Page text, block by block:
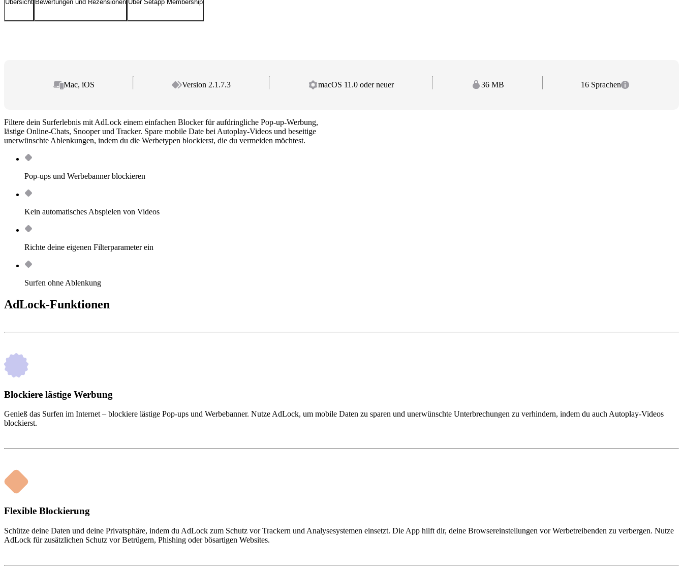
Übersicht Bewertungen und Rezensionen Über Setapp Membership
Mac, iOS Version 2.1.7.3 macOS 11.0 oder neuer 36 MB 16 Sprachen
Filtere dein Surferlebnis mit AdLock einem einfachen Blocker für aufdringliche Pop-up-Werbung,
lästige Online-Chats, Snooper und Tracker. Spare mobile Date bei Autoplay-Videos und beseitige
unerwünschte Ablenkungen, indem du die Werbetypen blockierst, die du vermeiden möchtest.
Pop-ups und Werbebanner blockieren
Kein automatisches Abspielen von Videos
Richte deine eigenen Filterparameter ein
Surfen ohne Ablenkung
AdLock-Funktionen
Blockiere lästige Werbung
Genieß das Surfen im Internet – blockiere lästige Pop-ups und Werbebanner. Nutze AdLock, um mobile Daten zu sparen und unerwünschte Unterbrechungen zu verhindern, indem du auch Autoplay-Videos
blockierst.
Flexible Blockierung
Schütze deine Daten und deine Privatsphäre, indem du AdLock zum Schutz vor Trackern und Analysesystemen einsetzt. Die App hilft dir, deine Browsereinstellungen vor Werbetreibenden zu verbergen. Nutze
AdLock für zusätzlichen Schutz vor Betrügern, Phishing oder bösartigen Websites.